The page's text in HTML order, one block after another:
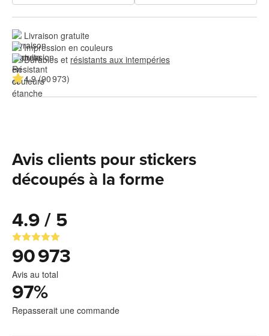
Livraison gratuite
Impression en couleurs
Durables et résistants aux intempéries
4.9 (90 973)
Avis clients pour stickers
découpés à la forme
4.9 / 5
90 973
Avis au total
97%
Repasserait une commande